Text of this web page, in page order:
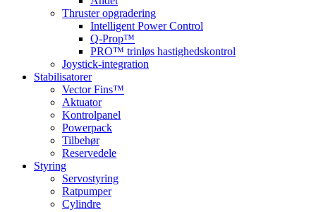
Thruster opgradering
Intelligent Power Control
Q-Prop™
PRO™ trinløs hastighedskontrol
Joystick-integration
Stabilisatorer
Vector Fins™
Aktuator
Kontrolpanel
Powerpack
Tilbehør
Reservedele
Styring
Servostyring
Ratpumper
Cylindre